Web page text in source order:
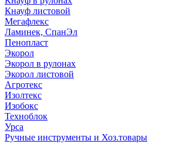
Кнауф листовой
Мегафлекс
Ламинек, СпанЭл
Пенопласт
Экорол
Экорол в рулонах
Экорол листовой
Агротекс
Изолтекс
Изобокс
Техноблок
Урса
Ручные инструменты и Хоз.товары